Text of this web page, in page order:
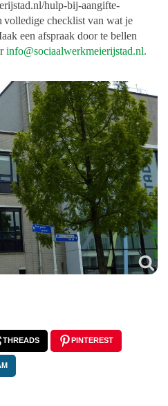
hulp-bij-aangifte-
volledige checklist van wat je
een afspraak door te bellen
info@sociaalwerkmeierijstad.nl.
THREADS PINTEREST